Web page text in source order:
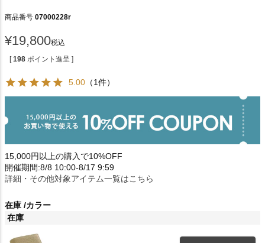
商品番号 07000228r
¥19,800税込
[ 198 ポイント進呈 ]
5.00 （1件）
15,000円以上の購入で10%OFF
開催期間:8/8 10:00-8/17 9:59
詳細・その他対象アイテム一覧はこちら
在庫 カラー
在庫